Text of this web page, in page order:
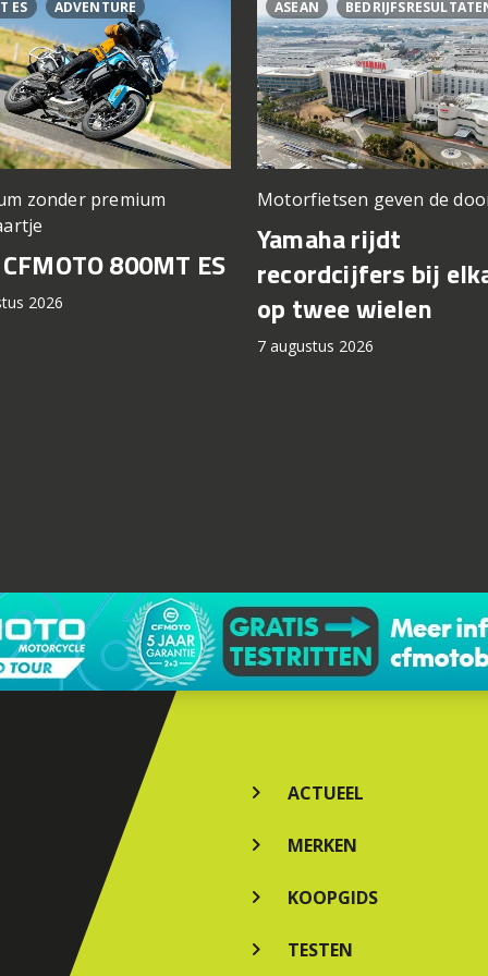
ES ADVENTURE
zonder premium
800MT ES
2026
ASEAN
Motorfietsen geven de
Yamaha rijdt
recordcijfers bij
op twee wielen
7 augustus 2026
ACTUEEL
MERKEN
KOOPGIDS
TESTEN